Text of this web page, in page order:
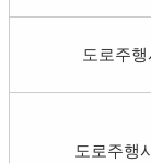
도로주
도로주행